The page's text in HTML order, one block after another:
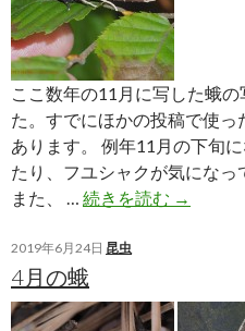
ここ数年の11月に写した蛾
た。すでにほかの投稿で使
あります。 例年11月の下旬
たり、フユシャクが気になっ
また、 … 続きを読む 11
→
2019年6月24日 昆虫
4月の蛾